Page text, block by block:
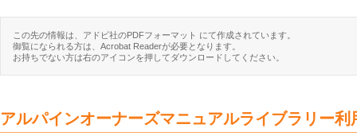
この先の情報は、アドビ社のPDFフォーマット にて作成されています。
御覧になられる方は、Acrobat Readerが必要となります。
お持ちでない方は右のアイコンを押してダウンロードしてください。
アルパインオーナーズマニュアルライブラリー利